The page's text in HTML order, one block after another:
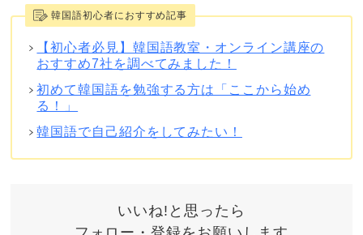
韓国語初心者におすすめ記事
【初心者必見】韓国語教室・オンライン講座の
おすすめ7社を調べてみました！
初めて韓国語を勉強する方は「ここから始め
る！」
韓国語で自己紹介をしてみたい！
いいね!と思ったら